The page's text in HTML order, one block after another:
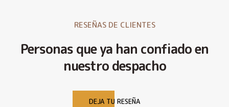
RESEÑAS DE CLIENTES
Personas que ya han confiado en
nuestro despacho
DEJA TU RESEÑA